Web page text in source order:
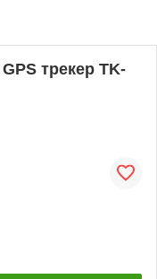
трекер TK-